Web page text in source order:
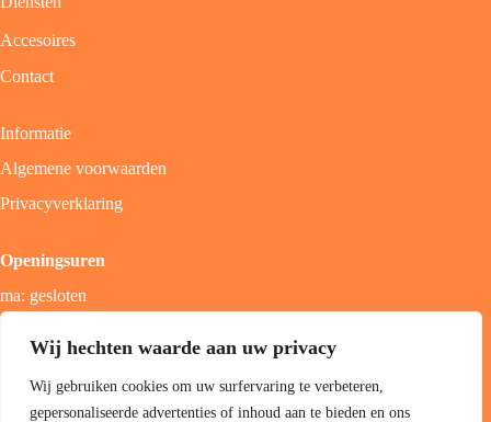
Wij hechten waarde aan uw privacy
Wij gebruiken cookies om uw surfervaring te verbeteren,
gepersonaliseerde advertenties of inhoud aan te bieden en ons
Accesoires
Contact
Informatie
Algemene voorwaarden
Privacyverklaring
Openingsuren
ma: gesloten
zon; gesloten